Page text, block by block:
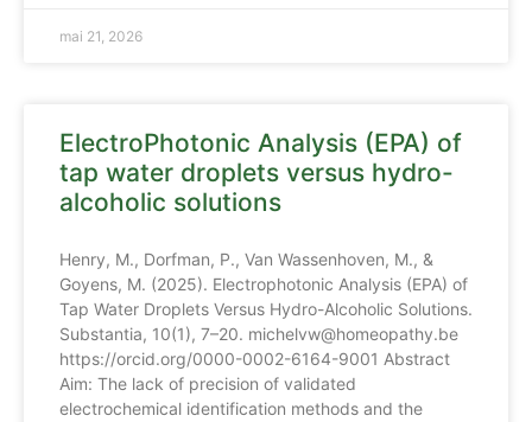
mai 21, 2026
ElectroPhotonic Analysis (EPA) of
tap water droplets versus hydro-
alcoholic solutions
Henry, M., Dorfman, P., Van Wassenhoven, M., &
Goyens, M. (2025). Electrophotonic Analysis (EPA) of
Tap Water Droplets Versus Hydro-Alcoholic Solutions.
Substantia, 10(1), 7–20. michelvw@homeopathy.be
https://orcid.org/0000-0002-6164-9001 Abstract
Aim: The lack of precision of validated
electrochemical identification methods and the